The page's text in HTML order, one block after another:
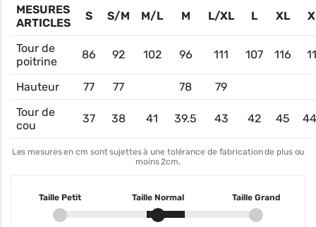
MESURES
ARTICLES
S S/M M/L M L/XL L XL
Tour de
poitrine
86 92 102 96 111 107 116
Hauteur 77 77 78
79
Tour de
cou
37 38 41 39.5 43 42 45
Les mesures en cm sont sujettes à une tolérance de fabrication de plus ou
moins 2cm.
Taille Petit Taille Normal Taille Grand